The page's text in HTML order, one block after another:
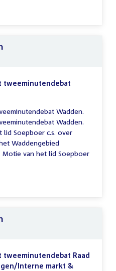
tweeminutendebat
Wadden.
Wadden.
Soepboer c.s. over
Waddengebied
van het lid Soepboer
Raad
Interne markt &